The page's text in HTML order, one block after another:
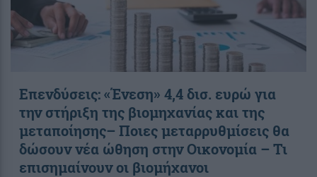
Επενδύσεις: «Ένεση» 4,4 δισ. ευρώ για
την στήριξη της βιομηχανίας και της
μεταποίησης– Ποιες μεταρρυθμίσεις θα
δώσουν νέα ώθηση στην Οικονομία – Τι
επισημαίνουν οι βιομήχανοι